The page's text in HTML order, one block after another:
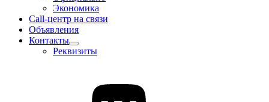
Экономика
Call-центр на связи
Объявления
Контакты
Реквизиты